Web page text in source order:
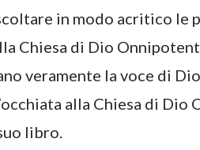
in modo acritico le
Chiesa di Dio
veramente la voce di
alla Chiesa di
libro.